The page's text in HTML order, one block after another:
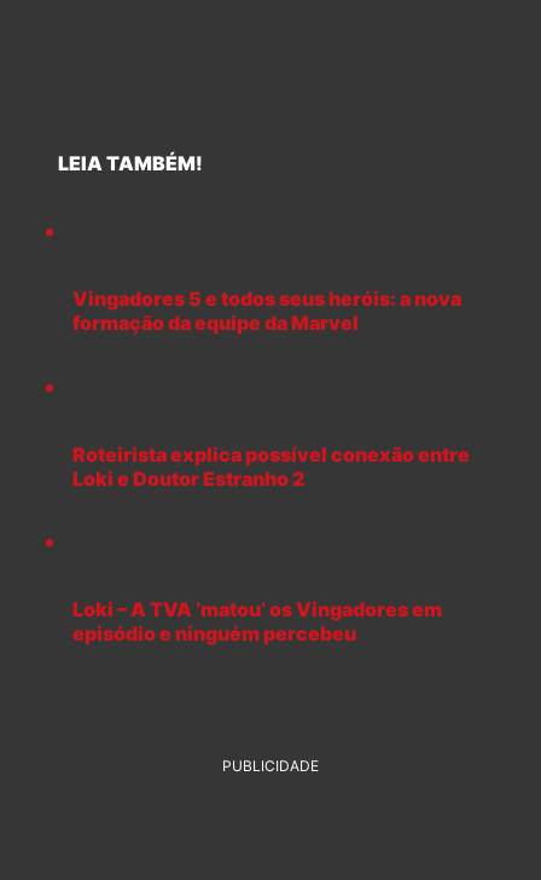
LEIA TAMBÉM!
Vingadores 5 e todos seus heróis: a nova
formação da equipe da Marvel
Roteirista explica possível conexão entre
Loki e Doutor Estranho 2
Loki – A TVA ‘matou’ os Vingadores em
episódio e ninguém percebeu
PUBLICIDADE